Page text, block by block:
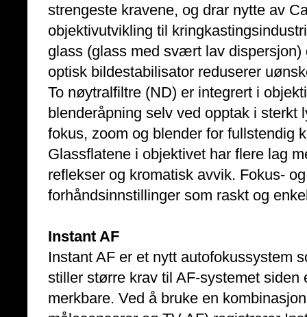
strengeste kravene, og drar nytte av
objektivutvikling til
glass (glass med svært lav
optisk bildestabilisator reduserer
To nøytralfiltre (ND) er integrert i
blenderåpning selv ved opptak i sterkt
fokus, zoom og blender for fullstendig
Glassflatene i objektivet har flere lag
reflekser og kromatisk avvik. Fokus-
forhåndsinnstillinger som raskt og
Instant AF
Instant AF er et nytt autofokussystem
stiller større krav til AF-systemet
merkbare. Ved å bruke en